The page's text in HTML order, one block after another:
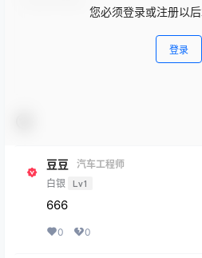
您必须登录或注册以
登录
豆豆
汽车工程师
白银
Lv1
666
0 0